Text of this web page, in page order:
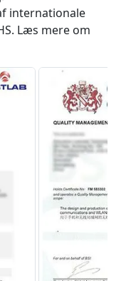
internationale
Læs mere om